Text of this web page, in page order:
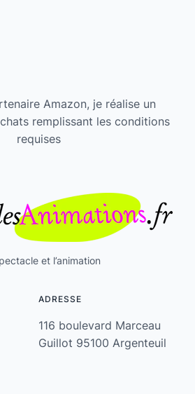
Amazon, je réalise un
remplissant les conditions
requises
et l’animation
ADRESSE
116 boulevard Marceau
Guillot 95100 Argenteuil